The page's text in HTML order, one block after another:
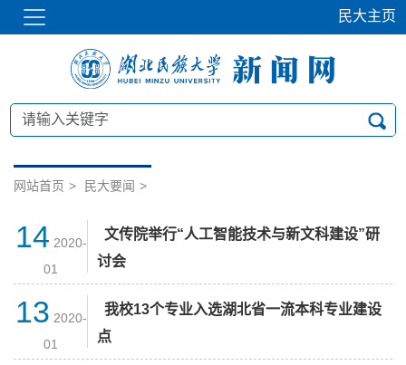
民大主页
网站首页 > 民大要闻 >
14 2020-
01
文传院举行“人工智能技术与新文科建设”研
讨会
13 2020-
01
我校13个专业入选湖北省一流本科专业建设
点